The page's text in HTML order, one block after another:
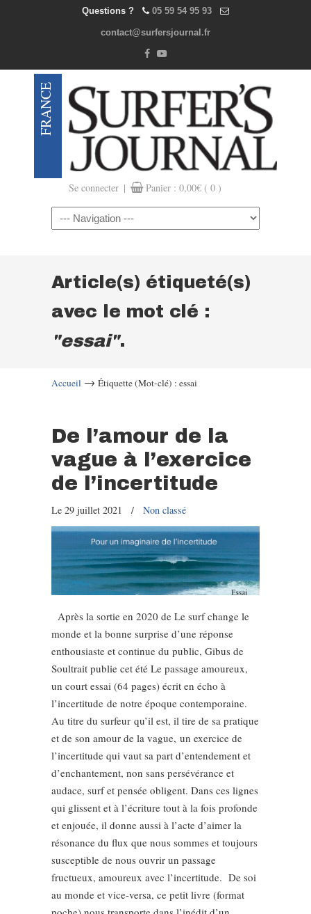
Questions ? 05 59 54 95 93
contact@surfersjournal.fr
Se connecter | Panier : 0,00€ ( 0 )
Navigation
Article(s) étiqueté(s)
avec le mot clé :
"essai".
Accueil → Étiquette (Mot-clé) : essai
De l’amour de la
vague à l’exercice
de l’incertitude
Le 29 juillet 2021 / Non classé
Après la sortie en 2020 de Le surf change le
monde et la bonne surprise d’une réponse
enthousiaste et continue du public, Gibus de
Soultrait publie cet été Le passage amoureux,
un court essai (64 pages) écrit en écho à
l’incertitude de notre époque contemporaine.
Au titre du surfeur qu’il est, il tire de sa pratique
et de son amour de la vague, un exercice de
l’incertitude qui vaut sa part d’entendement et
d’enchantement, non sans persévérance et
audace, surf et pensée obligent. Dans ces lignes
qui glissent et à l’écriture tout à la fois profonde
et enjouée, il donne aussi à l’acte d’aimer la
résonance du flux que nous sommes et toujours
susceptible de nous ouvrir un passage
fructueux, amoureux avec l’incertitude. De soi
au monde et vice-versa, ce petit livre (format